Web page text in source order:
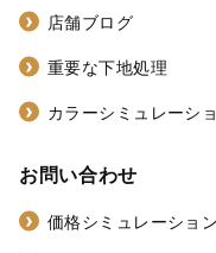
店舗ブログ
重要な下地処理
カラーシミュレーシ
お問い合わせ
価格シミュレーション